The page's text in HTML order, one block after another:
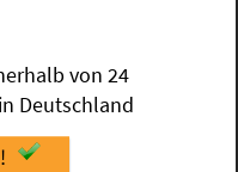
von 24
Deutschland